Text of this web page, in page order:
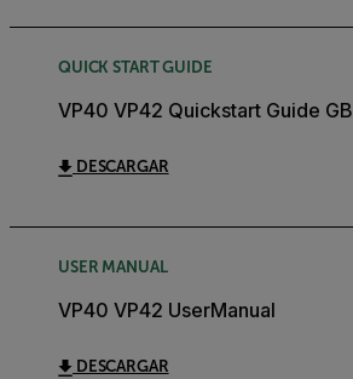
QUICK START GUIDE
VP40 VP42 Quickstart Guide GB
DESCARGAR
USER MANUAL
VP40 VP42 UserManual
DESCARGAR